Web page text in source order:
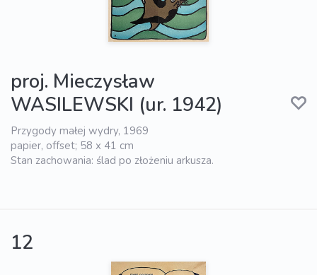
proj. Mieczysław
WASILEWSKI (ur. 1942)
Przygody małej wydry, 1969
papier, offset; 58 x 41 cm
Stan zachowania: ślad po złożeniu arkusza.
12